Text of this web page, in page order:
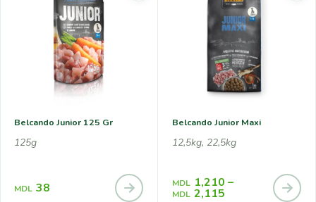
Belcando Junior 125 Gr
125g
MDL 38
Belcando Junior Maxi
12,5kg, 22,5kg
MDL 1,210 –
MDL 2,115